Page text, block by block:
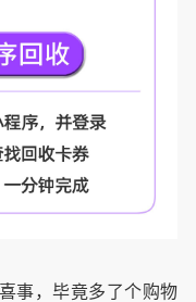
事，毕竟多了个购物